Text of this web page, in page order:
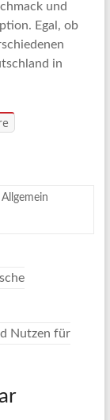
und
Egal, ob
in
Allgemein
Nutzen für